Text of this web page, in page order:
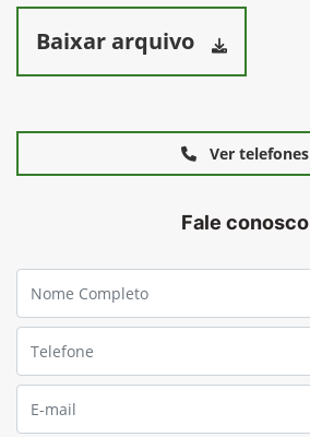
Baixar arquivo
Ver telefones
Fale conosco